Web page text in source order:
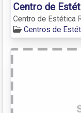
Centro de
Centro de Estética
Centros de